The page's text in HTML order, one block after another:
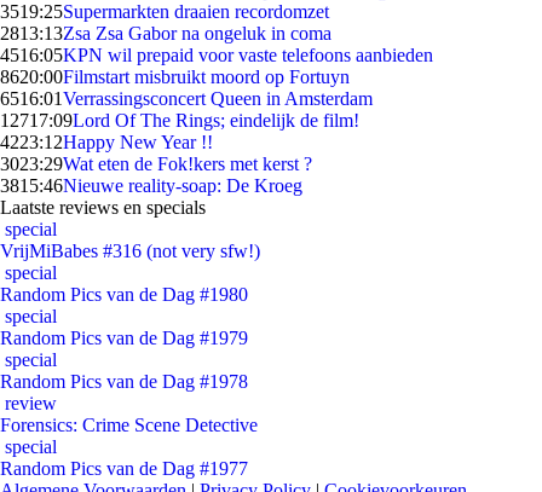
3519:25Supermarkten draaien recordomzet
2813:13Zsa Zsa Gabor na ongeluk in coma
4516:05KPN wil prepaid voor vaste telefoons aanbieden
8620:00Filmstart misbruikt moord op Fortuyn
6516:01Verrassingsconcert Queen in Amsterdam
12717:09Lord Of The Rings; eindelijk de film!
4223:12Happy New Year !!
3023:29Wat eten de Fok!kers met kerst ?
3815:46Nieuwe reality-soap: De Kroeg
Laatste reviews en specials
special
VrijMiBabes #316 (not very sfw!)
special
Random Pics van de Dag #1980
special
Random Pics van de Dag #1979
special
Random Pics van de Dag #1978
review
Forensics: Crime Scene Detective
special
Random Pics van de Dag #1977